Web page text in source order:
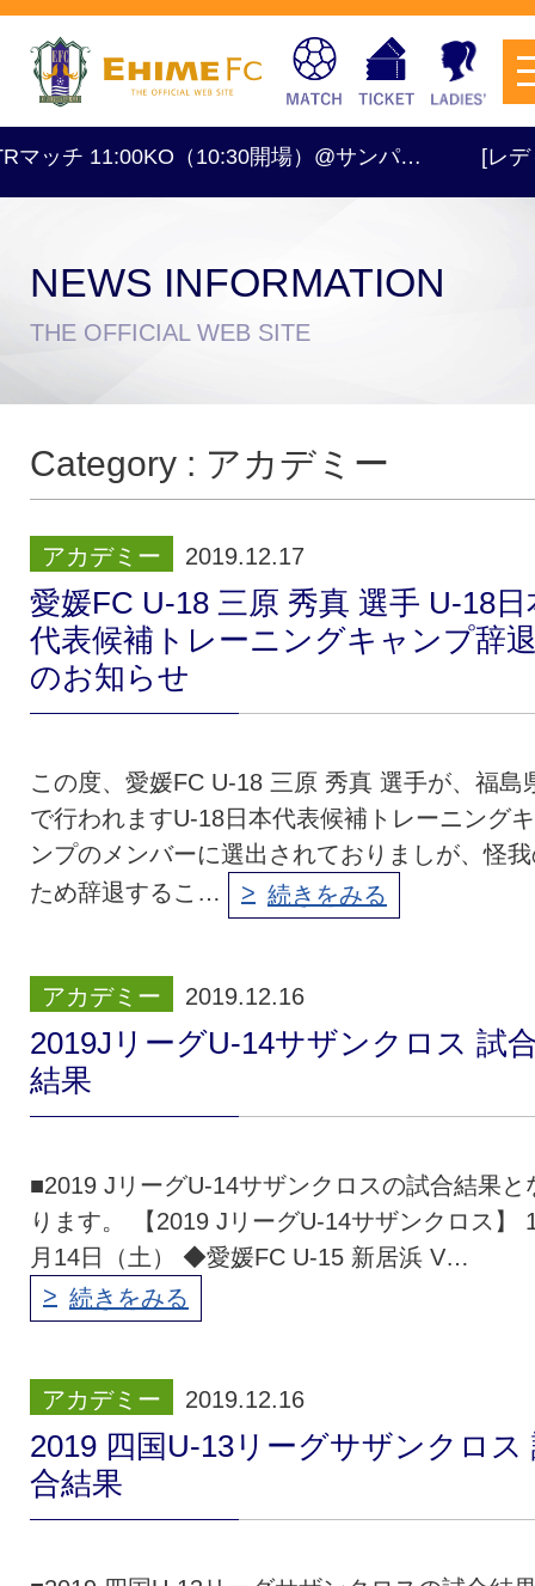
試合日程・結果
クラブ・会社情報
スクール
チケットを購入
トップチーム アカデミー
特設ページ
チ 11:00KO（10:30開場）@サンパ… [レディ
NEWS INFORMATION
THE OFFICIAL WEB SITE
Category : アカデミー
アカデミー 2019.12.17
愛媛FC U-18 三原 秀真 選手 U-18日
代表候補トレーニングキャンプ辞
のお知らせ
この度、愛媛FC U-18 三原 秀真 選手が、福島
で行われますU-18日本代表候補トレーニング
ンプのメンバーに選出されておりましが、怪
ため辞退するこ…
続きをみる
アカデミー 2019.12.16
2019JリーグU-14サザンクロス 試
結果
■2019 JリーグU-14サザンクロスの試合結果と
ります。 【2019 JリーグU-14サザンクロス】
月14日（土） ◆愛媛FC U-15 新居浜 V…
続きをみる
アカデミー 2019.12.16
2019 四国U-13リーグサザンクロス
合結果